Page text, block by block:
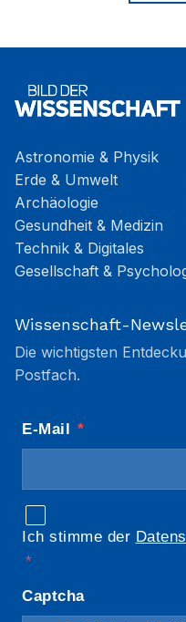
Astronomie & Physik
Erde & Umwelt
Archäologie
Gesundheit & Medizin
Technik & Digitales
Gesellschaft &
Wissenschaft-
Die wichtigsten
Postfach.